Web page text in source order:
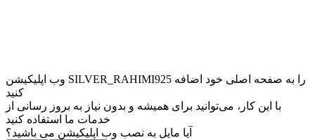
وب ‌اپلیکیشن SILVER_RAHIMI925 را به صفحه اصلی خود اضافه
کنید
با این کار، می‌توانید برای همیشه و بدون نیاز به بروز ‌رسانی از
خدمات ما استفاده کنید
آیا مایل به نصب وب اپلیکیشن می باشید؟